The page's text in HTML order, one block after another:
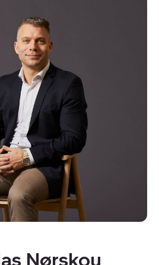
Nørskou